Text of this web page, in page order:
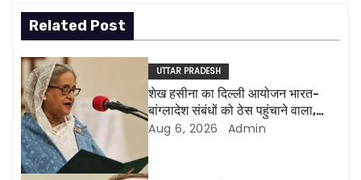
s
t
n
a
v
Related Post
UTTAR PRADESH
शेख हसीना का दिल्ली आयोजन भारत-
बांग्लादेश संबंधों को ठेस पहुंचाने वाला,
ढाका ने कहा ‘बांग्लादेश कभी भी एक
Aug 6, 2026 Admin